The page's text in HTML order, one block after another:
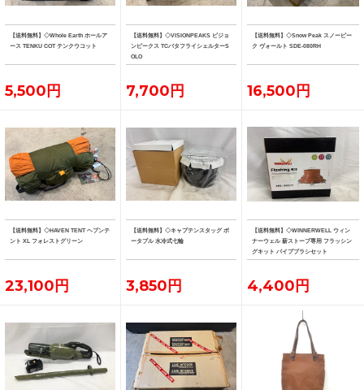
【送料無料】◇Whole Earth ホールア
ース TENKU COT テンクウコット
5,500円
【送料無料】◇VISIONPEAKS ビジョ
ンピークス TCバタフライシェルターS
OLO
7,700円
【送料無料】◇Snow Peak スノーピー
ク ヴォールト SDE-080RH
16,500円
【送料無料】◇HAVEN TENT ヘブンテ
ント XL フォレストグリーン
23,100円
【送料無料】◇キャプテンスタッグ ポ
ータブル 水冷式七輪
3,850円
【送料無料】◇WINNERWELL ウィン
ナーウェル 薪ストーブ専用 フラッシン
グキット パイプブラシセット
4,400円